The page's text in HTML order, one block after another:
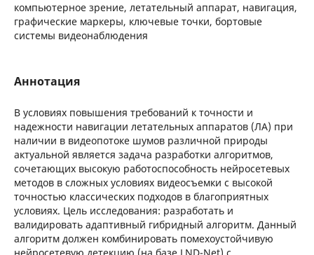
компьютерное зрение, летательный аппарат, навигация,
графические маркеры, ключевые точки, бортовые
системы видеонаблюдения
Аннотация
В условиях повышения требований к точности и
надежности навигации летательных аппаратов (ЛА) при
наличии в видеопотоке шумов различной природы
актуальной является задача разработки алгоритмов,
сочетающих высокую работоспособность нейросетевых
методов в сложных условиях видеосъемки с высокой
точностью классических подходов в благоприятных
условиях. Цель исследования: разработать и
валидировать адаптивный гибридный алгоритм. Данный
алгоритм должен комбинировать помехоустойчивую